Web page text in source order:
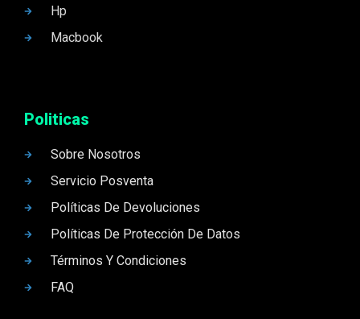
Hp
Macbook
Politicas
Sobre Nosotros
Servicio Posventa
Políticas De Devoluciones
Políticas De Protección De Datos
Términos Y Condiciones
FAQ